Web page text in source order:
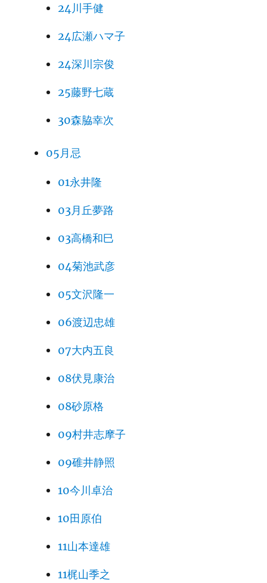
24川手健
24広瀬ハマ子
24深川宗俊
25藤野七蔵
30森脇幸次
05月忌
01永井隆
03月丘夢路
03高橋和巳
04菊池武彦
05文沢隆一
06渡辺忠雄
07大内五良
08伏見康治
08砂原格
09村井志摩子
09碓井静照
10今川卓治
10田原伯
11山本達雄
11梶山季之